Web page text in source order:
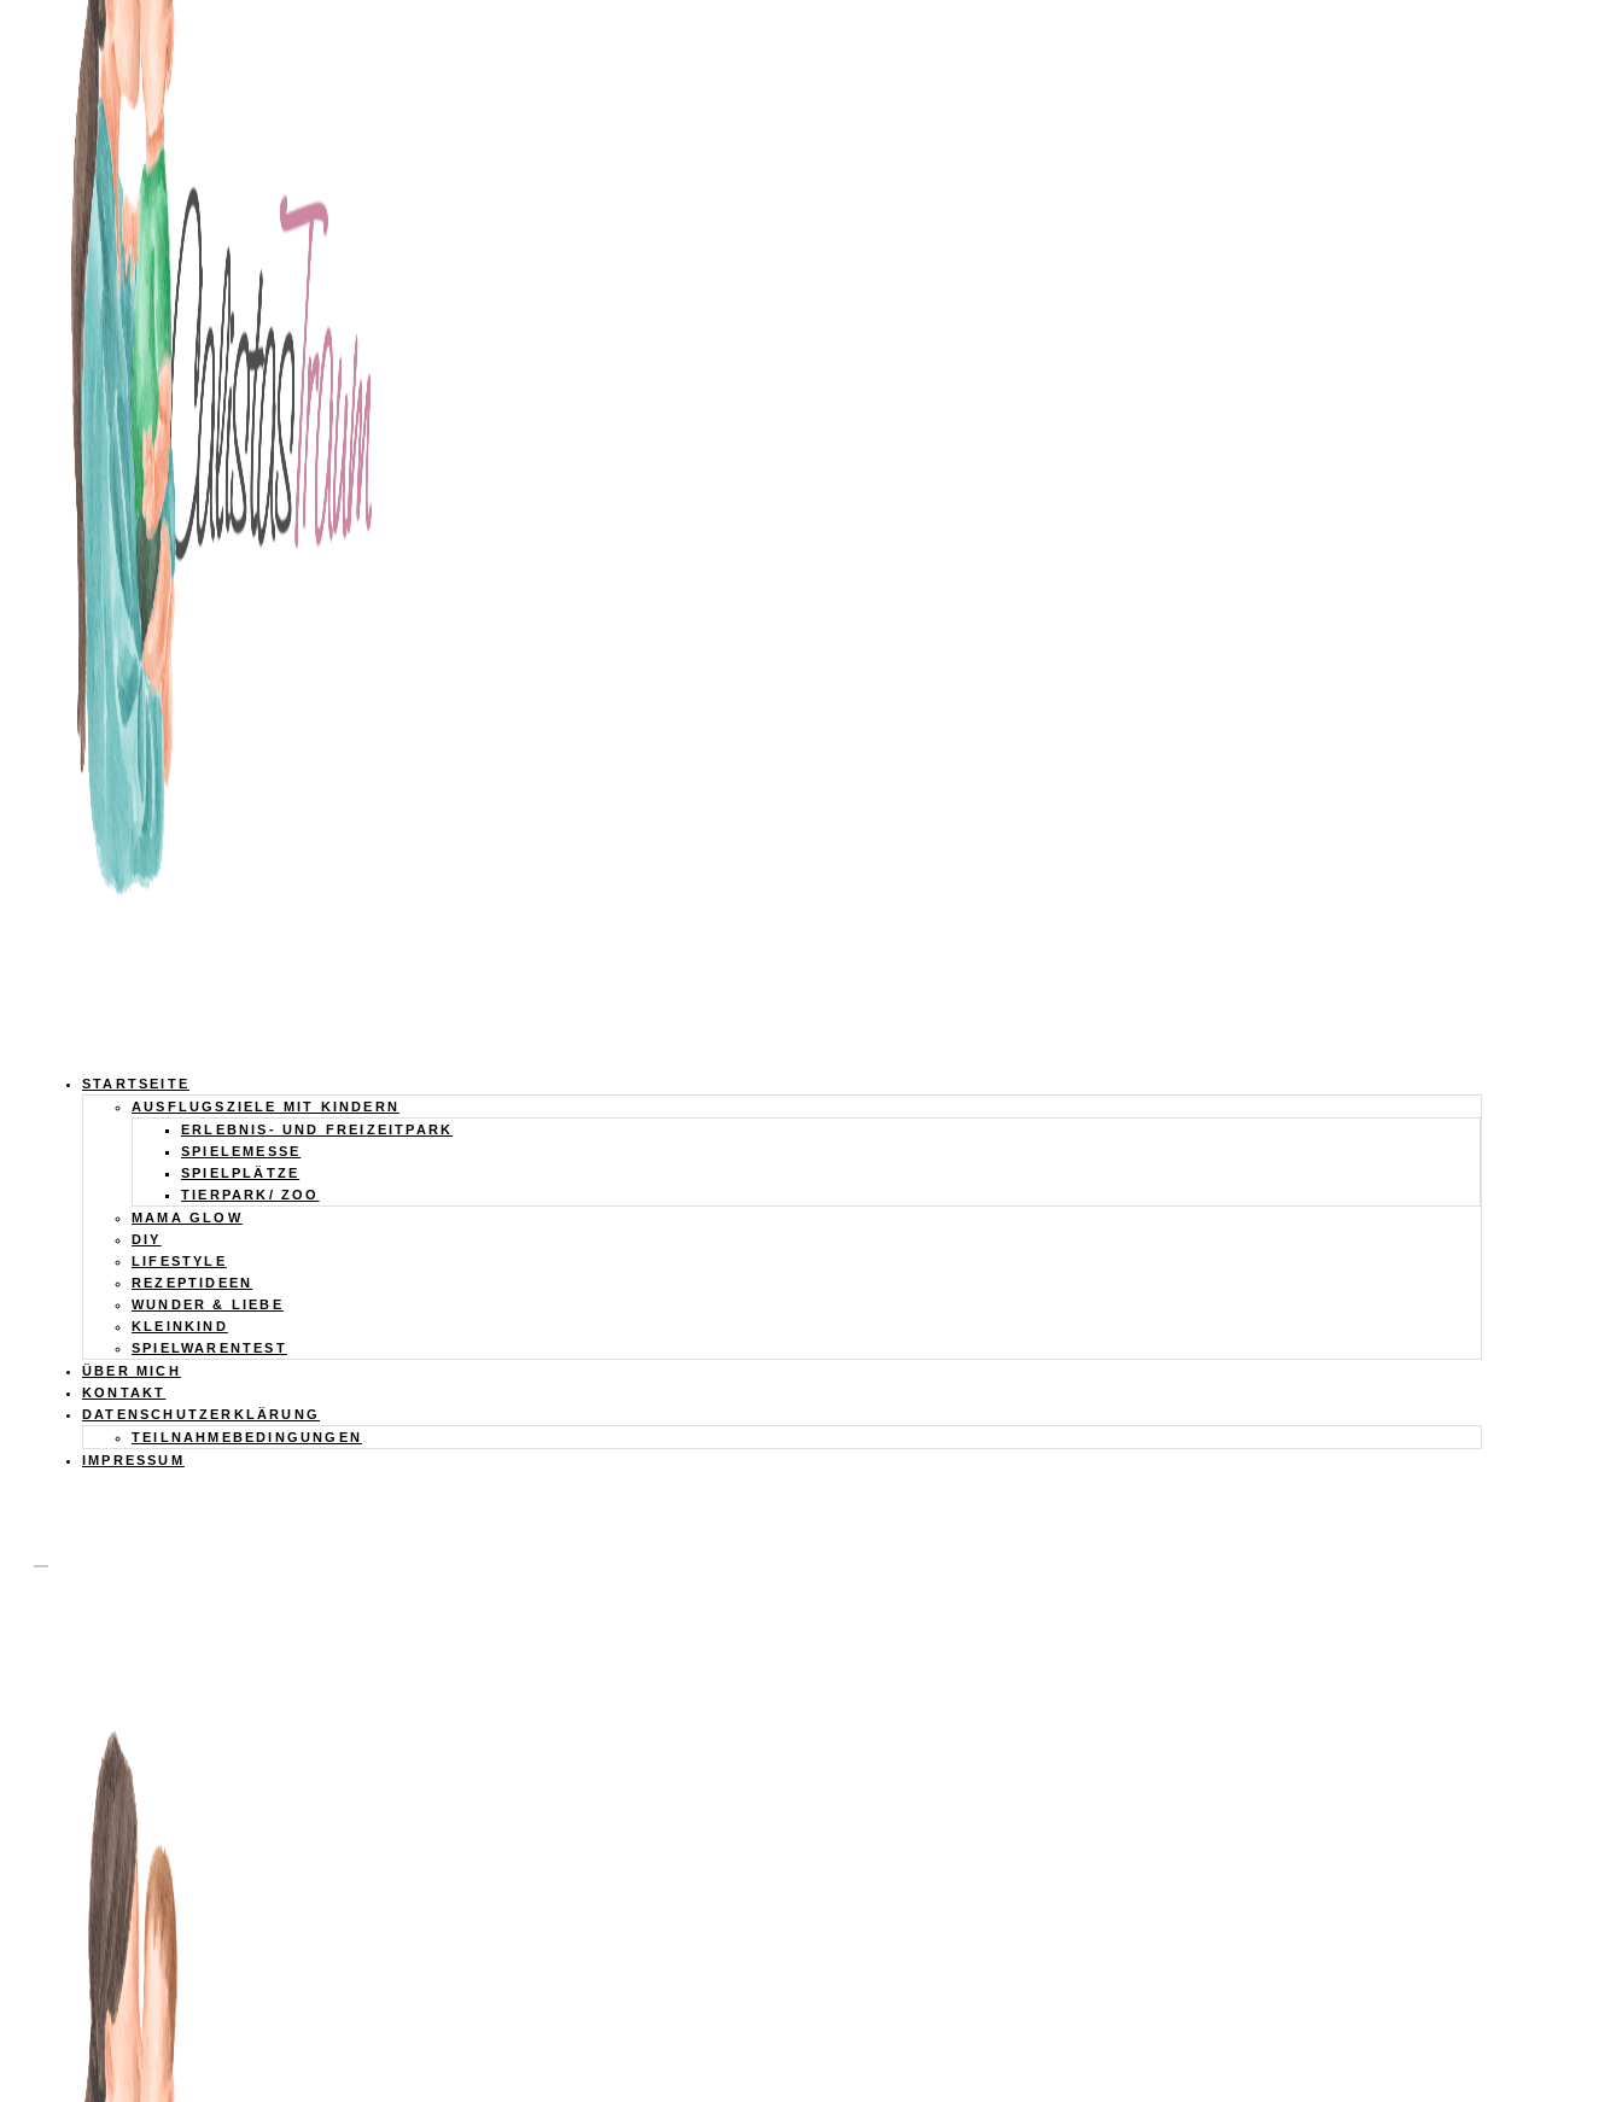
Calistas
Traum
STARTSEITE
AUSFLUGSZIELE MIT KINDERN
ERLEBNIS- UND FREIZEITPARK
SPIELEMESSE
SPIELPLÄTZE
TIERPARK/ ZOO
MAMA GLOW
DIY
LIFESTYLE
REZEPTIDEEN
WUNDER & LIEBE
KLEINKIND
SPIELWARENTEST
ÜBER MICH
KONTAKT
DATENSCHUTZERKLÄRUNG
TEILNAHMEBEDINGUNGEN
IMPRESSUM